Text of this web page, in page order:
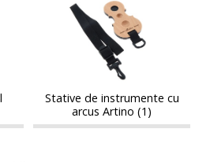
instrumente
Stative
instrumente
Stative de instrumente cu
arcus Artino (1)